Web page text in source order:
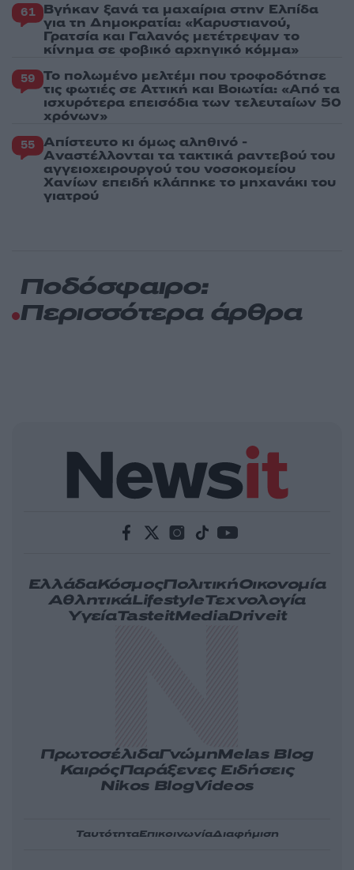
61 Βγήκαν ξανά τα μαχαίρια στην Ελπίδα
για τη Δημοκρατία: «Καρυστιανού,
Γρατσία και Γαλανός μετέτρεψαν το
κίνημα σε φοβικό αρχηγικό κόμμα»
59 Το πολωμένο μελτέμι που τροφοδότησε
τις φωτιές σε Αττική και Βοιωτία: «Από τα
ισχυρότερα επεισόδια των τελευταίων 50
χρόνων»
55 Απίστευτο κι όμως αληθινό -
Aναστέλλονται τα τακτικά ραντεβού του
αγγειοχειρουργού του νοσοκομείου
Χανίων επειδή κλάπηκε το μηχανάκι του
γιατρού
Ποδόσφαιρο:
Περισσότερα άρθρα
ΕλλάδαΚόσμοςΠολιτικήΟικονομία
ΑθλητικάLifestyleΤεχνολογία
ΥγείαTasteitMediaDriveit
ΠρωτοσέλιδαΓνώμηMelas Blog
ΚαιρόςΠαράξενες Ειδήσεις
Nikos BlogVideos
ΤαυτότηταΕπικοινωνίαΔιαφήμιση